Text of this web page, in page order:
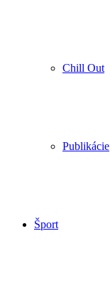
Chill Out
Publikácie
Šport